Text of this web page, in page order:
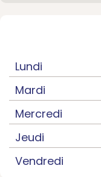
Lundi
Mardi
Mercredi
Jeudi
Vendredi